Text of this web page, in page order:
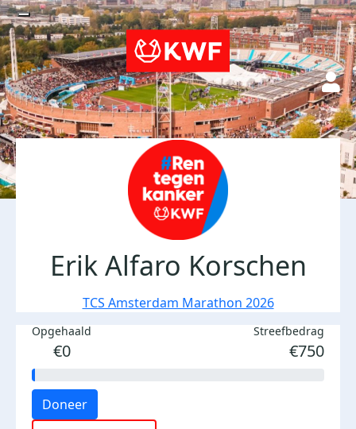
Erik Alfaro Korschen
TCS Amsterdam Marathon 2026
Opgehaald
€0
Streefbedrag
€750
Doneer